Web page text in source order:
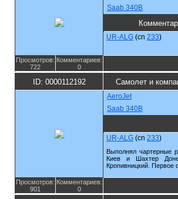
Saab 340B
UR-ALG (cn 233)
Просмотров:
722
Комментариев:
0
ID: 0000112192 Самолет и
AeroJet
Saab 340B
UR-ALG (cn 233)
Выполнял чартерные
Киев и Шахтер
Кропивницкий. Первое
Просмотров:
901
Комментариев:
0